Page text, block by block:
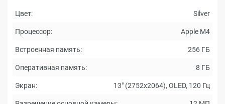
Цвет: Silver
Процессор: Apple M4
Встроенная память: 256 ГБ
Оперативная память: 8 ГБ
Экран: 13" (2752x2064), OLED, 120 Гц